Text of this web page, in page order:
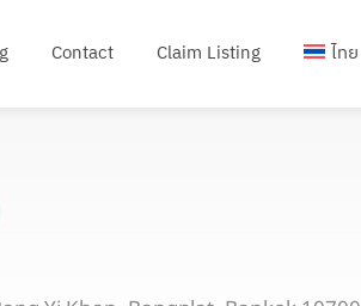
Contact Claim Listing ไทย